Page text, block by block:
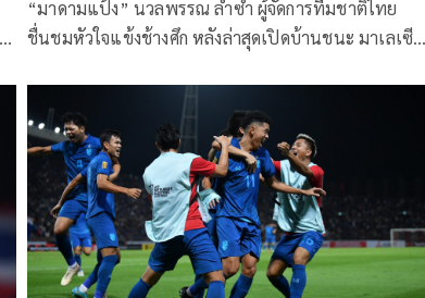
“มาดามแป้ง” นวลพรรณ ล่ำซำ ผู้จัดการทีมชาติไทย
ชื่นชมหัวใจแข้งช้างศึก หลังล่าสุดเปิดบ้านชนะ มาเลเซีย
แชมป์อาเซียน 2022 ได้สำเร็จ ด้วยสกอร์รวม 2 นัด 3-1
ที่สนามกีฬาธรรมศาสตร์ รังสิต เมื่อวันที่ 10 มกราคม
2566